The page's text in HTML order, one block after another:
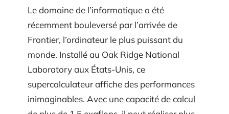
Le domaine de l’informatique a été
récemment bouleversé par l’arrivée de
Frontier, l’ordinateur le plus puissant du
monde. Installé au Oak Ridge National
Laboratory aux États-Unis, ce
supercalculateur affiche des performances
inimaginables. Avec une capacité de calcul